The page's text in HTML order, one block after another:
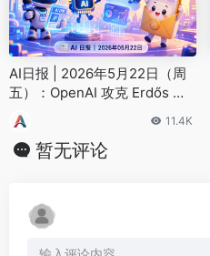
AI日报 | 2026年5月22日（周
五）：OpenAI 攻克 Erdős 几
何猜想、Anthropic 月付 xAI 1
2.5 亿算力
11.4K
暂无评论